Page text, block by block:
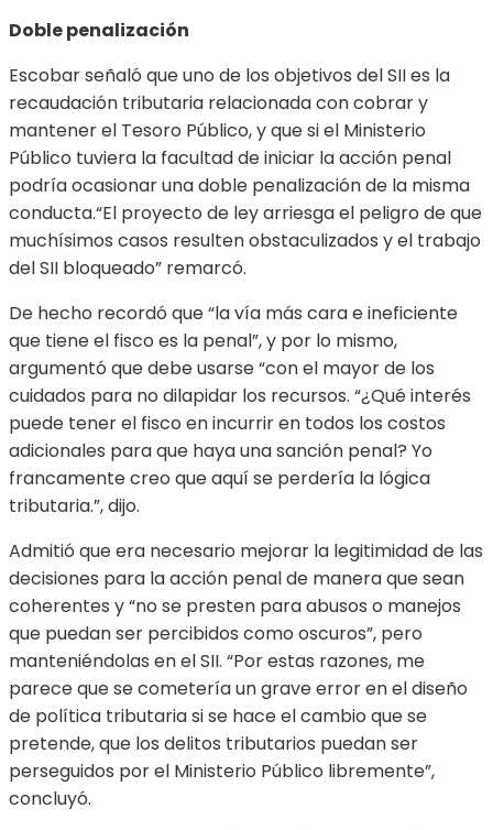
Doble penalización
Escobar señaló que uno de los objetivos del SII es la
recaudación tributaria relacionada con cobrar y
mantener el Tesoro Público, y que si el Ministerio
Público tuviera la facultad de iniciar la acción penal
podría ocasionar una doble penalización de la misma
conducta.“El proyecto de ley arriesga el peligro de que
muchísimos casos resulten obstaculizados y el trabajo
del SII bloqueado” remarcó.
De hecho recordó que “la vía más cara e ineficiente
que tiene el fisco es la penal”, y por lo mismo,
argumentó que debe usarse “con el mayor de los
cuidados para no dilapidar los recursos. “¿Qué interés
puede tener el fisco en incurrir en todos los costos
adicionales para que haya una sanción penal? Yo
francamente creo que aquí se perdería la lógica
tributaria.”, dijo.
Admitió que era necesario mejorar la legitimidad de las
decisiones para la acción penal de manera que sean
coherentes y “no se presten para abusos o manejos
que puedan ser percibidos como oscuros”, pero
manteniéndolas en el SII. “Por estas razones, me
parece que se cometería un grave error en el diseño
de política tributaria si se hace el cambio que se
pretende, que los delitos tributarios puedan ser
perseguidos por el Ministerio Público libremente”,
concluyó.